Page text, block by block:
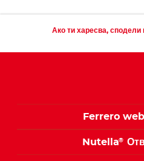
Nutella®